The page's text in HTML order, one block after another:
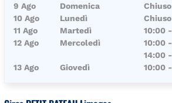
9 Ago
Domenica
Chiuso
10 Ago
Lunedì
Chiuso
11 Ago
Martedì 10:00 -
12 Ago
Mercoledì 10:00 -
14:00 -
13 Ago
Giovedì 10:00 -